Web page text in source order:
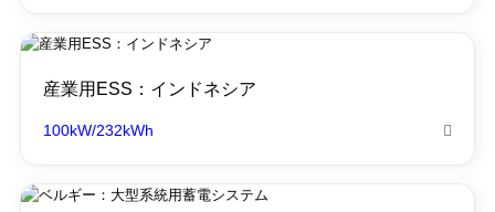
産業用ESS：インドネシア
100kW/232kWh 